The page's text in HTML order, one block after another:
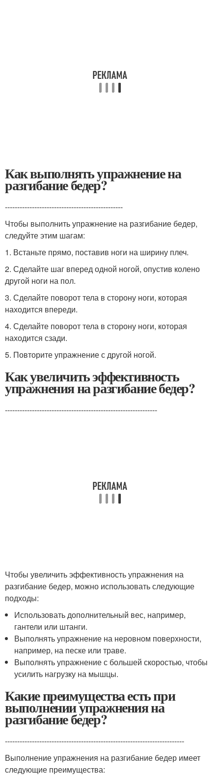
Как выполнять упражнение на
разгибание бедер?
------------------------------------------------
Чтобы выполнить упражнение на разгибание бедер,
следуйте этим шагам:
1. Встаньте прямо, поставив ноги на ширину плеч.
2. Сделайте шаг вперед одной ногой, опустив колено
другой ноги на пол.
3. Сделайте поворот тела в сторону ноги, которая
находится впереди.
4. Сделайте поворот тела в сторону ноги, которая
находится сзади.
5. Повторите упражнение с другой ногой.
Как увеличить эффективность
упражнения на разгибание бедер?
--------------------------------------------------------------
Чтобы увеличить эффективность упражнения на
разгибание бедер, можно использовать следующие
подходы:
Использовать дополнительный вес, например,
гантели или штанги.
Выполнять упражнение на неровном поверхности,
например, на песке или траве.
Выполнять упражнение с большей скоростью, чтобы
усилить нагрузку на мышцы.
Какие преимущества есть при
выполнении упражнения на
разгибание бедер?
-------------------------------------------------------------------------
Выполнение упражнения на разгибание бедер имеет
следующие преимущества: